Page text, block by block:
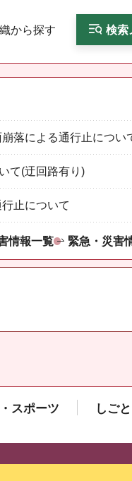
から探す 検索
落による通行止につい
て(迂回路有り)
止について
情報一覧 緊急・災害
スポーツ しご
から最大3つずつ情